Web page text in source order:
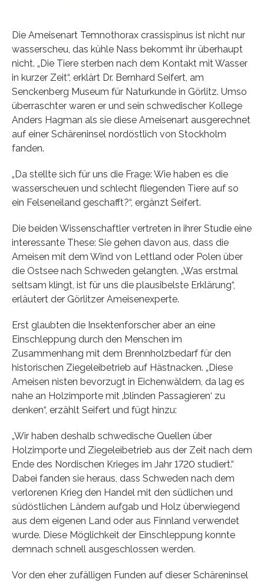
Die Ameisenart Temnothorax crassispinus ist nicht nur
wasserscheu, das kühle Nass bekommt ihr überhaupt
nicht. „Die Tiere sterben nach dem Kontakt mit Wasser
in kurzer Zeit“, erklärt Dr. Bernhard Seifert, am
Senckenberg Museum für Naturkunde in Görlitz. Umso
überraschter waren er und sein schwedischer Kollege
Anders Hagman als sie diese Ameisenart ausgerechnet
auf einer Schäreninsel nordöstlich von Stockholm
fanden.
„Da stellte sich für uns die Frage: Wie haben es die
wasserscheuen und schlecht fliegenden Tiere auf so
ein Felseneiland geschafft?“, ergänzt Seifert.
Die beiden Wissenschaftler vertreten in ihrer Studie eine
interessante These: Sie gehen davon aus, dass die
Ameisen mit dem Wind von Lettland oder Polen über
die Ostsee nach Schweden gelangten. „Was erstmal
seltsam klingt, ist für uns die plausibelste Erklärung“,
erläutert der Görlitzer Ameisenexperte.
Erst glaubten die Insektenforscher aber an eine
Einschleppung durch den Menschen im
Zusammenhang mit dem Brennholzbedarf für den
historischen Ziegeleibetrieb auf Hästnacken. „Diese
Ameisen nisten bevorzugt in Eichenwäldern, da lag es
nahe an Holzimporte mit ‚blinden Passagieren‘ zu
denken“, erzählt Seifert und fügt hinzu:
„Wir haben deshalb schwedische Quellen über
Holzimporte und Ziegeleibetrieb aus der Zeit nach dem
Ende des Nordischen Krieges im Jahr 1720 studiert.“
Dabei fanden sie heraus, dass Schweden nach dem
verlorenen Krieg den Handel mit den südlichen und
südöstlichen Ländern aufgab und Holz überwiegend
aus dem eigenen Land oder aus Finnland verwendet
wurde. Diese Möglichkeit der Einschleppung konnte
demnach schnell ausgeschlossen werden.
Vor den eher zufälligen Funden auf dieser Schäreninsel